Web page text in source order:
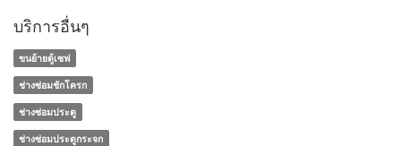
บริการอื่นๆ
ขนย้ายตู้เซฟ
ช่างซ่อมชักโครก
ช่างซ่อมประตู
ช่างซ่อมประตูกระจก